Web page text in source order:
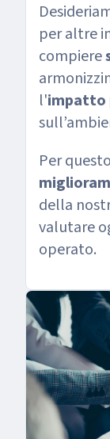
per altre
compiere
l'impatto
Per
della
valutare
operato.